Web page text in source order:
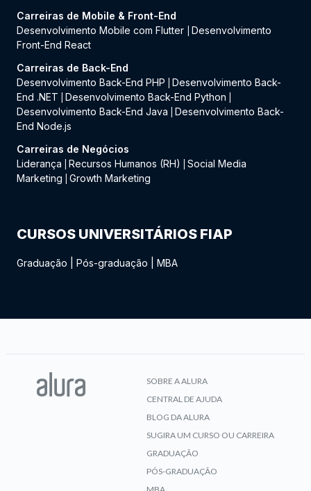
Carreiras de Mobile & Front-End
Desenvolvimento Mobile com Flutter
Desenvolvimento
Front-End React
Carreiras de Back-End
Desenvolvimento Back-End PHP
Desenvolvimento Back-
End .NET
Desenvolvimento Back-End Python
Desenvolvimento Back-End Java
Desenvolvimento Back-
End Node.js
Carreiras de Negócios
Liderança
Recursos Humanos (RH)
Social Media
Marketing
Growth Marketing
CURSOS UNIVERSITÁRIOS FIAP
Graduação Pós-graduação MBA
SOBRE A ALURA
CENTRAL DE AJUDA
BLOG DA ALURA
SUGIRA UM CURSO OU CARREIRA
GRADUAÇÃO
PÓS-GRADUAÇÃO